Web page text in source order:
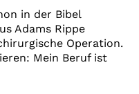
in der Bibel
Adams Rippe
Operation.
Mein Beruf ist